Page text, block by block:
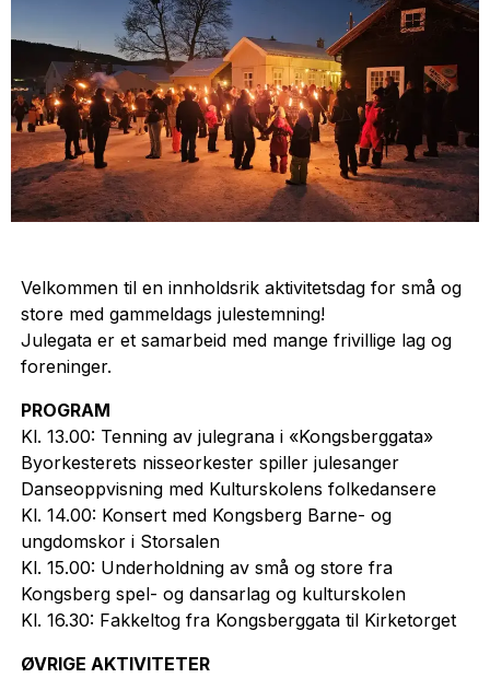
Velkommen til en innholdsrik aktivitetsdag for små og
store med gammeldags julestemning!
Julegata er et samarbeid med mange frivillige lag og
foreninger.
PROGRAM
Kl. 13.00: Tenning av julegrana i «Kongsberggata»
Byorkesterets nisseorkester spiller julesanger
Danseoppvisning med Kulturskolens folkedansere
Kl. 14.00: Konsert med Kongsberg Barne- og
ungdomskor i Storsalen
Kl. 15.00: Underholdning av små og store fra
Kongsberg spel- og dansarlag og kulturskolen
Kl. 16.30: Fakkeltog fra Kongsberggata til Kirketorget
ØVRIGE AKTIVITETER